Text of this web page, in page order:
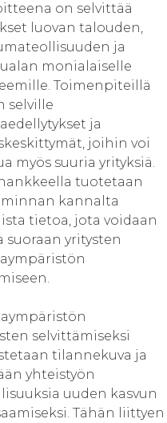
on selvittää
luovan talouden,
ja
monialaiselle
Toimenpiteillä
selville
ja
joihin voi
myös suuria yrityksiä.
tuotetaan
kannalta
tietoa, jota voidaan
suoraan yritysten
selvittämiseksi
tilannekuva ja
yhteistyön
uuden kasvun
Tähän liittyen